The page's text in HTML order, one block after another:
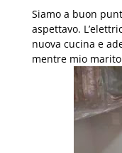
Siamo a buon
aspettavo.
nuova cucina e
mentre mio